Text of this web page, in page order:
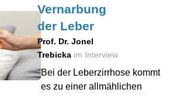
Vernarbung
der Leber
Prof. Dr. Jonel
Trebicka im Interview
Bei der Leberzirrhose kommt
es zu einer allmählichen